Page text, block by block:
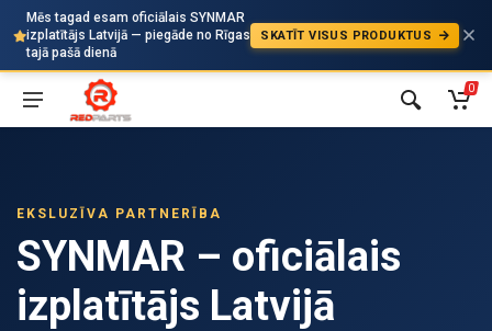
Mēs tagad esam oficiālais SYNMAR
izplatītājs Latvijā — piegāde no Rīgas
tajā pašā dienā
SKATĪT VISUS PRODUKTUS
Auto
0
EKSLUZĪVA PARTNERĪBA
SYNMAR – oficiālais
izplatītājs Latvijā